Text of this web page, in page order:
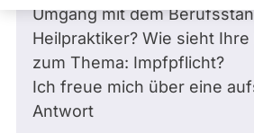
Über uns
Spenden
Umgang mit dem
Heilpraktiker? Wie sieht
zum Thema: Impfpflicht?
Ich freue mich über eine
Antwort